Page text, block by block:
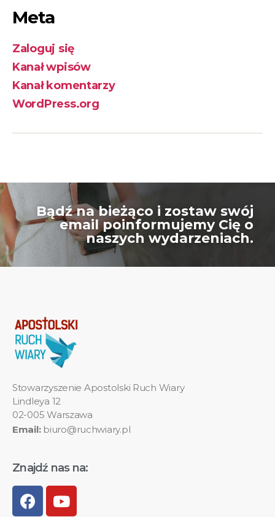
Meta
Zaloguj się
Kanał wpisów
Kanał komentarzy
WordPress.org
Bądź na bieżąco i zostaw swój
email poinformujemy Cię o
naszych wydarzeniach.
Stowarzyszenie Apostolski Ruch Wiary
Lindleya 12
02-005 Warszawa
Email:biuro@ruchwiary.pl
Znajdź nas na: